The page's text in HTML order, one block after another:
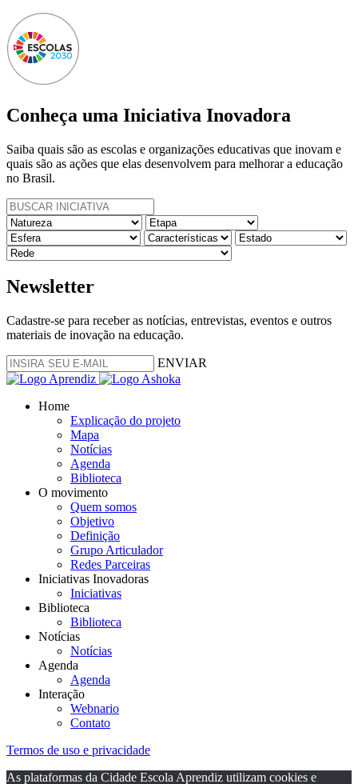
Conheça uma Iniciativa Inovadora
Saiba quais são as escolas e organizações educativas que inovam e
quais são as ações que elas desenvolvem para melhorar a educação
no Brasil.
Newsletter
Cadastre-se para receber as notícias, entrevistas, eventos e outros
materiais de inovação na educação.
ENVIAR
Home
Explicação do projeto
Mapa
Notícias
Agenda
Biblioteca
O movimento
Quem somos
Objetivo
Definição
Grupo Articulador
Redes Parceiras
Iniciativas Inovadoras
Iniciativas
Biblioteca
Biblioteca
Notícias
Notícias
Agenda
Agenda
Interação
Webnario
Contato
Termos de uso e privacidade
As plataformas da Cidade Escola Aprendiz utilizam cookies e